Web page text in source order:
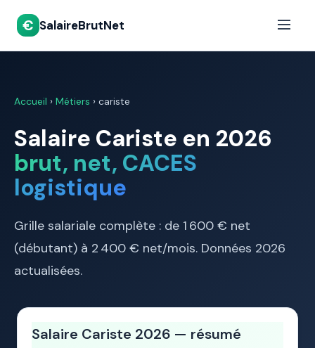
€ SalaireBrutNet
Accueil › Métiers › cariste
Salaire Cariste en 2026
brut, net, CACES
logistique
Grille salariale complète : de 1 600 € net
(débutant) à 2 400 € net/mois. Données 2026
actualisées.
Salaire Cariste 2026 — résumé